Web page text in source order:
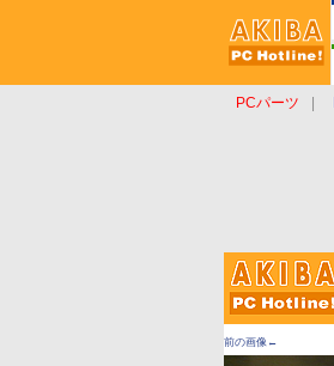
PCパーツ
前の画像←